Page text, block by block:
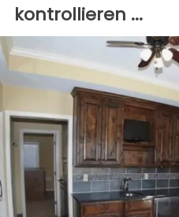
kontrollieren ...